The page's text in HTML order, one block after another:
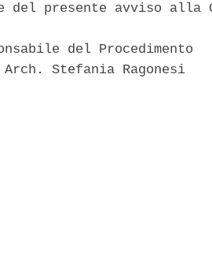
del presente avviso alla
del Procedimento
Stefania Ragonesi